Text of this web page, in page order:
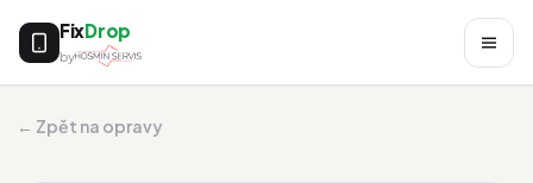
FixDrop
by
← Zpět na opravy